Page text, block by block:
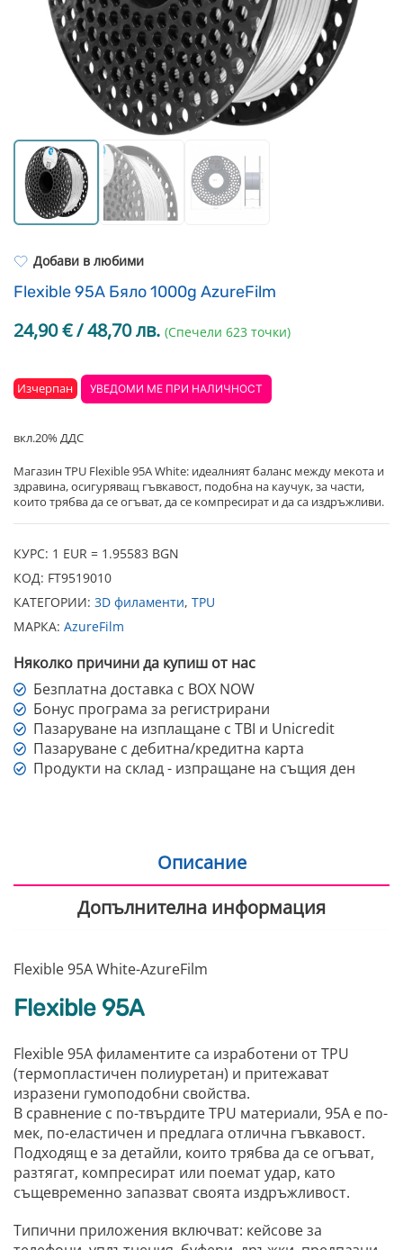
Легло за 3D принтер
FEP филми
Добави в любими
Flexible 95A Бяло 1000g AzureFilm
24,90€/ 48,70 лв. (Спечели 623 точки)
Изчерпан УВЕДОМИ МЕ ПРИ НАЛИЧНОСТ
вкл.20% ДДС
Магазин TPU Flexible 95A White: идеалният баланс между мекота и
здравина, осигуряващ гъвкавост, подобна на каучук, за части,
които трябва да се огъват, да се компресират и да са издръжливи.
КУРС: 1 EUR = 1.95583 BGN
КОД: FT9519010
КАТЕГОРИИ: 3D филаменти, TPU
МАРКА: AzureFilm
Няколко причини да купиш от нас
Безплатна доставка с BOX NOW
Бонус програма за регистрирани
Пазаруване на изплащане с TBI и Unicredit
Пазаруване с дебитна/кредитна карта
Продукти на склад - изпращане на същия ден
Описание
Допълнителна информация
Flexible 95A White-AzureFilm
Flexible 95A
Flexible 95A филаментите са изработени от TPU
(термопластичен полиуретан) и притежават
изразени гумоподобни свойства.
В сравнение с по-твърдите TPU материали, 95A е по-
мек, по-еластичен и предлага отлична гъвкавост.
Подходящ е за детайли, които трябва да се огъват,
разтягат, компресират или поемат удар, като
същевременно запазват своята издръжливост.
Типични приложения включват: кейсове за